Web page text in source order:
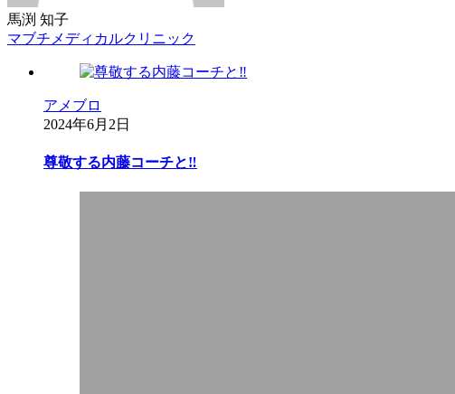
馬渕 知子
マブチメディカルクリニック
アメブロ
2024年6月2日
尊敬する内藤コーチと‼︎